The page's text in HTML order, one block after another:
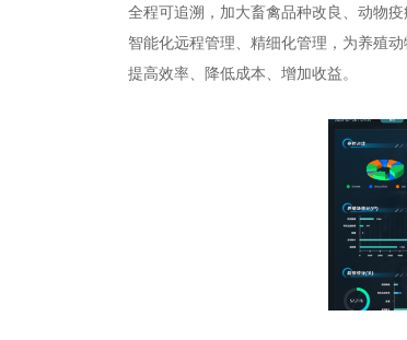
全程可追溯，加大畜禽品种改良、动物
智能化远程管理、精细化管理，为养殖
提高效率、降低成本、增加收益。